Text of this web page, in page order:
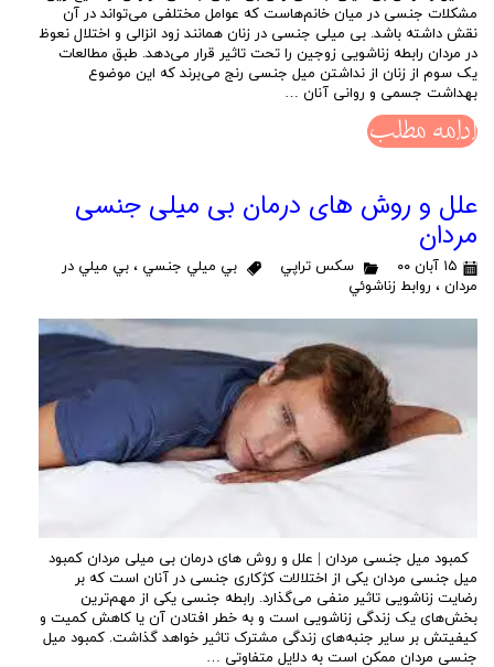
مشکلات جنسی در میان خانم‌هاست که عوامل مختلفی می‌تواند در آن
نقش داشته باشد. بی میلی جنسی در زنان همانند زود انزالی و اختلال نعوظ
در مردان رابطه زناشویی زوجین را تحت تاثیر قرار می‌دهد. طبق مطالعات
یک سوم از زنان از نداشتن میل جنسی رنج می‌برند که این موضوع
بهداشت جسمی و روانی آنان …
ادامه مطلب
علل و روش های درمان بی میلی جنسي
مردان
۱۵ آبان ۰۰ سكس تراپي بي ميلي جنسي ، بي ميلي در
مردان ، روابط زناشوئي
کمبود میل جنسی مردان | علل و روش های درمان بی میلی مردان كمبود
میل جنسی مردان یکی از اختلالات کژکاری جنسی در آنان است که بر
رضایت زناشویی تاثیر منفی می‌گذارد. رابطه جنسی یکی از مهم‌ترین
بخش‌های یک زندگی زناشویی است و به خطر افتادن آن یا کاهش کمیت و
کیفیتش بر سایر جنبه‌های زندگی مشترک تاثیر خواهد گذاشت. کمبود میل
جنسی مردان ممکن است به دلایل متفاوتی …